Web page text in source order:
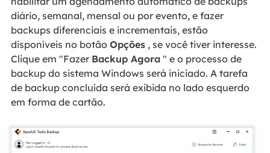
diário, semanal, mensal ou por evento, e fazer
backups diferenciais e incrementais, estão
disponíveis no botão Opções, se você tiver interesse.
Clique em "Fazer Backup Agora" e o processo de
backup do sistema Windows será iniciado. A tarefa
de backup concluída será exibida no lado esquerdo
em forma de cartão.